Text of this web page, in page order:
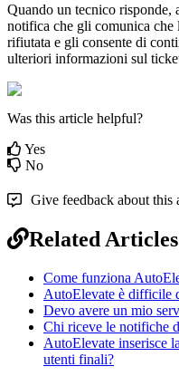
Quando un tecnico risponde,
notifica che gli comunica che
rifiutata e gli consente di
ulteriori informazioni sul
Was this article helpful?
Yes
No
Give feedback about this
Related Articles
Come funziona
AutoElevate è difficile
Devo avere un mio
Chi riceve le notifiche
AutoElevate inserisce
utenti finali?